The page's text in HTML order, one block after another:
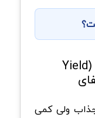
کشت سود یا ییلد فارمینگ (Yield
ولی کمی